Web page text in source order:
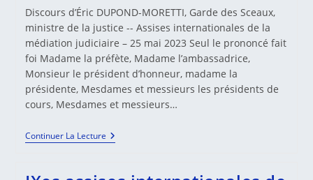
la
publication :
Discours d’Éric DUPOND-MORETTI, Garde des Sceaux,
ministre de la justice -- Assises internationales de la
médiation judiciaire – 25 mai 2023 Seul le prononcé fait
foi Madame la préfète, Madame l’ambassadrice,
Monsieur le président d’honneur, madame la
présidente, Mesdames et messieurs les présidents de
cours, Mesdames et messieurs…
Continuer La LectureIXes
Assises